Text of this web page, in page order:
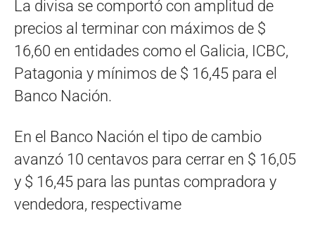
La divisa se comportó con amplitud de
precios al terminar con máximos de $
16,60 en entidades como el Galicia, ICBC,
Patagonia y mínimos de $ 16,45 para el
Banco Nación.
En el Banco Nación el tipo de cambio
avanzó 10 centavos para cerrar en $ 16,05
y $ 16,45 para las puntas compradora y
vendedora, respectivame